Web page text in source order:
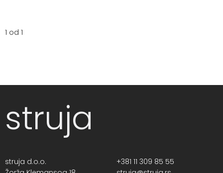
1 od 1
struja
struja d.o.o.
+381 11 309 85 55